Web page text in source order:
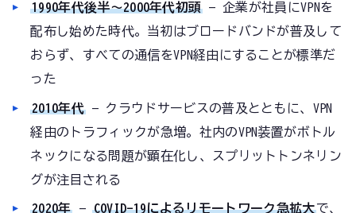
1990年代後半〜2000年代初頭 — 企業が社員にVPNを
配布し始めた時代。当初はブロードバンドが普及して
おらず、すべての通信をVPN経由にすることが標準だ
った
2010年代— クラウドサービスの普及とともに、VPN
経由のトラフィックが急増。社内のVPN装置がボトル
ネックになる問題が顕在化し、スプリットトンネリン
グが注目される
2020年 —COVID-19によるリモートワーク急拡大で、